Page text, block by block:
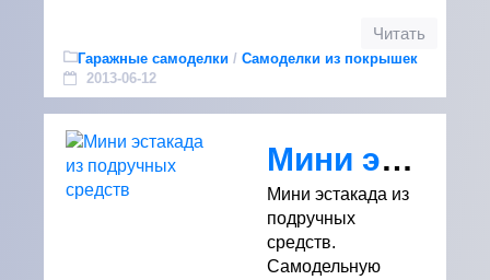
Читать
Гаражные самоделки / Самоделки из покрышек
2013-06-12
Мини эстакада из подручных средств
Мини эстакада из
подручных
средств.
Самодельную